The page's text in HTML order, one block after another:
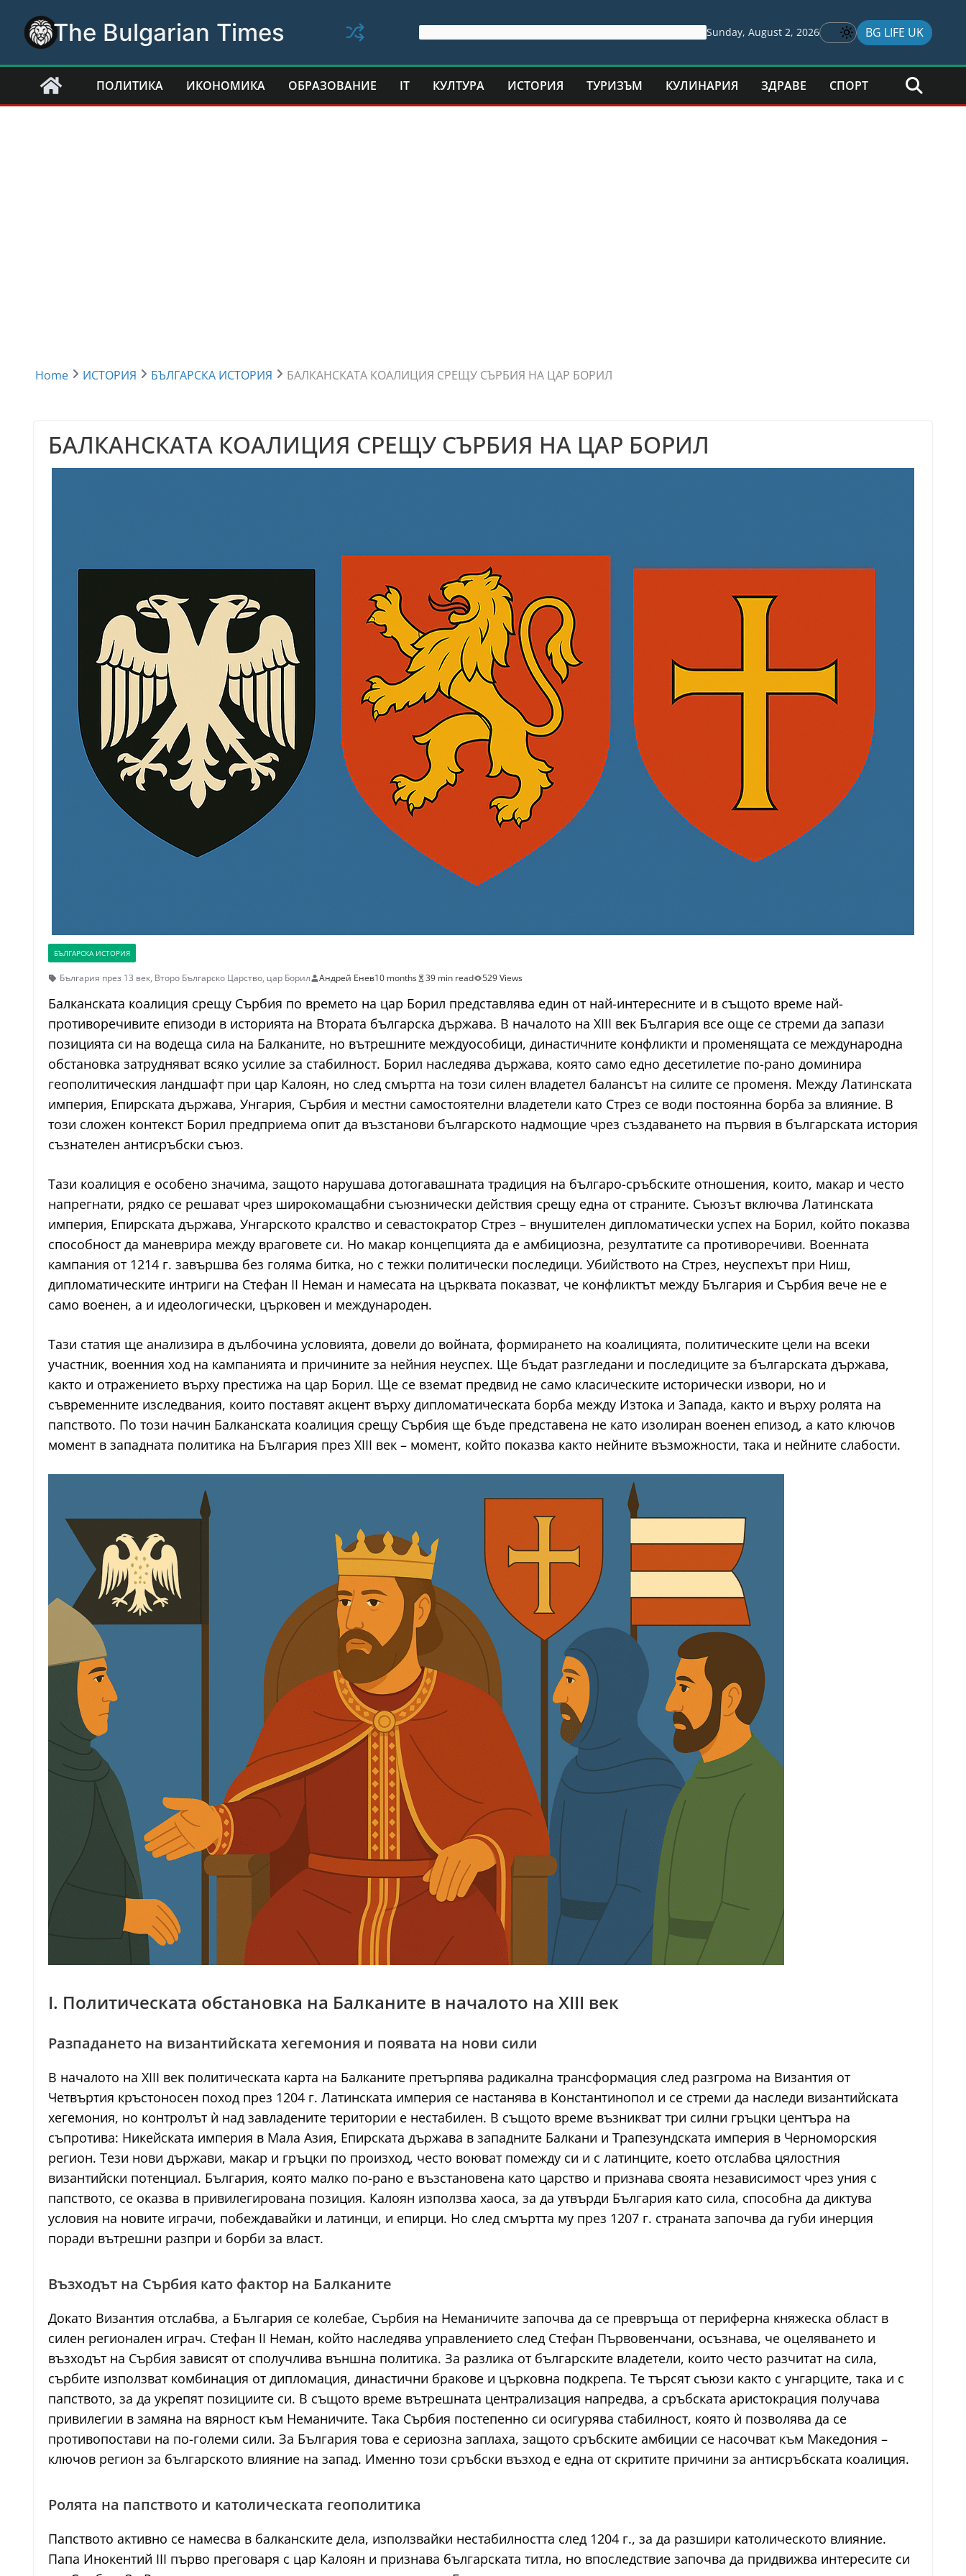
content
The Bulgarian Times Sunday, August 2, 2026 BG LIFE UK
ПОЛИТИКА ИКОНОМИКА ОБРАЗОВАНИЕ IT КУЛТУРА ИСТОРИЯ ТУРИЗЪМ КУЛИНАРИЯ ЗДРАВЕ СПОРТ
Home ИСТОРИЯ БЪЛГАРСКА ИСТОРИЯ БАЛКАНСКАТА КОАЛИЦИЯ СРЕЩУ СЪРБИЯ НА ЦАР БОРИЛ
БАЛКАНСКАТА КОАЛИЦИЯ СРЕЩУ СЪРБИЯ НА ЦАР БОРИЛ
БЪЛГАРСКА ИСТОРИЯ
България през 13 век, Второ Българско Царство, цар Борил Андрей Енев10 months 39 min read 529 Views
Балканската коалиция срещу Сърбия по времето на цар Борил представлява един от най-интересните и в същото време най-
противоречивите епизоди в историята на Втората българска държава. В началото на XIII век България все още се стреми да запази
позицията си на водеща сила на Балканите, но вътрешните междуособици, династичните конфликти и променящата се международна
обстановка затрудняват всяко усилие за стабилност. Борил наследява държава, която само едно десетилетие по-рано доминира
геополитическия ландшафт при цар Калоян, но след смъртта на този силен владетел балансът на силите се променя. Между Латинската
империя, Епирската държава, Унгария, Сърбия и местни самостоятелни владетели като Стрез се води постоянна борба за влияние. В
този сложен контекст Борил предприема опит да възстанови българското надмощие чрез създаването на първия в българската история
съзнателен антисръбски съюз.
Тази коалиция е особено значима, защото нарушава дотогавашната традиция на българо-сръбските отношения, които, макар и често
напрегнати, рядко се решават чрез широкомащабни съюзнически действия срещу една от страните. Съюзът включва Латинската
империя, Епирската държава, Унгарското кралство и севастократор Стрез – внушителен дипломатически успех на Борил, който показва
способност да маневрира между враговете си. Но макар концепцията да е амбициозна, резултатите са противоречиви. Военната
кампания от 1214 г. завършва без голяма битка, но с тежки политически последици. Убийството на Стрез, неуспехът при Ниш,
дипломатическите интриги на Стефан II Неман и намесата на църквата показват, че конфликтът между България и Сърбия вече не е
само военен, а и идеологически, църковен и международен.
Тази статия ще анализира в дълбочина условията, довели до войната, формирането на коалицията, политическите цели на всеки
участник, военния ход на кампанията и причините за нейния неуспех. Ще бъдат разгледани и последиците за българската държава,
както и отражението върху престижа на цар Борил. Ще се вземат предвид не само класическите исторически извори, но и
съвременните изследвания, които поставят акцент върху дипломатическата борба между Изтока и Запада, както и върху ролята на
папството. По този начин Балканската коалиция срещу Сърбия ще бъде представена не като изолиран военен епизод, а като ключов
момент в западната политика на България през XIII век – момент, който показва както нейните възможности, така и нейните слабости.
I. Политическата обстановка на Балканите в началото на XIII век
Разпадането на византийската хегемония и появата на нови сили
В началото на XIII век политическата карта на Балканите претърпява радикална трансформация след разгрома на Византия от
Четвъртия кръстоносен поход през 1204 г. Латинската империя се настанява в Константинопол и се стреми да наследи византийската
хегемония, но контролът ѝ над завладените територии е нестабилен. В същото време възникват три силни гръцки центъра на
съпротива: Никейската империя в Мала Азия, Епирската държава в западните Балкани и Трапезундската империя в Черноморския
регион. Тези нови държави, макар и гръцки по произход, често воюват помежду си и с латинците, което отслабва цялостния
византийски потенциал. България, която малко по-рано е възстановена като царство и признава своята независимост чрез уния с
папството, се оказва в привилегирована позиция. Калоян използва хаоса, за да утвърди България като сила, способна да диктува
условия на новите играчи, побеждавайки и латинци, и епирци. Но след смъртта му през 1207 г. страната започва да губи инерция
поради вътрешни разпри и борби за власт.
Възходът на Сърбия като фактор на Балканите
Докато Византия отслабва, а България се колебае, Сърбия на Неманичите започва да се превръща от периферна княжеска област в
силен регионален играч. Стефан II Неман, който наследява управлението след Стефан Първовенчани, осъзнава, че оцеляването и
възходът на Сърбия зависят от сполучлива външна политика. За разлика от българските владетели, които често разчитат на сила,
сърбите използват комбинация от дипломация, династични бракове и църковна подкрепа. Те търсят съюзи както с унгарците, така и с
папството, за да укрепят позициите си. В същото време вътрешната централизация напредва, а сръбската аристокрация получава
привилегии в замяна на вярност към Неманичите. Така Сърбия постепенно си осигурява стабилност, която ѝ позволява да се
противопостави на по-големи сили. За България това е сериозна заплаха, защото сръбските амбиции се насочват към Македония –
ключов регион за българското влияние на запад. Именно този сръбски възход е една от скритите причини за антисръбската коалиция.
Ролята на папството и католическата геополитика
Папството активно се намесва в балканските дела, използвайки нестабилността след 1204 г., за да разшири католическото влияние.
Папа Инокентий III първо преговаря с цар Калоян и признава българската титла, но впоследствие започва да придвижва интересите си